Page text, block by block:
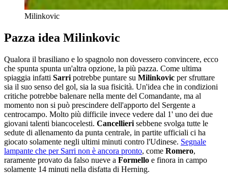
Milinkovic
Pazza idea Milinkovic
Qualora il brasiliano e lo spagnolo non dovessero convincere, ecco
che spunta spunta un'altra opzione, la più pazza. Come ultima
spiaggia infatti Sarri potrebbe puntare su Milinkovic per sfruttare
sia il suo senso del gol, sia la sua fisicità. Un'idea che in condizioni
critiche potrebbe balenare nella mente del Comandante, ma al
momento non si può prescindere dell'apporto del Sergente a
centrocampo. Molto più difficile invece vedere dal 1' uno dei due
giovani talenti biancocelesti. Cancellieri sebbene svolga tutte le
sedute di allenamento da punta centrale, in partite ufficiali ci ha
giocato solamente negli ultimi minuti contro l'Udinese. Segnale
lampante che per Sarri non è ancora pronto, come Romero,
raramente provato da falso nueve a Formello e finora in campo
solamente 14 minuti nella disfatta di Herning.